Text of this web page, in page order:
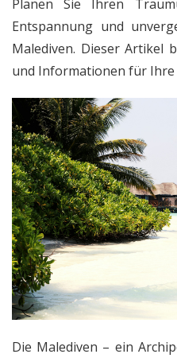
Planen Sie Ihren
Entspannung und
Malediven. Dieser Artikel
und Informationen für Ihre
Die Malediven – ein